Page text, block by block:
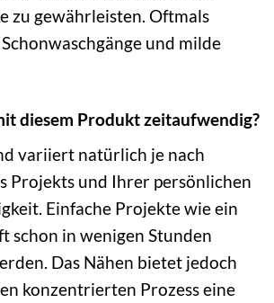
zu gewährleisten. Oftmals
und milde
diesem Produkt zeitaufwendig?
variiert natürlich je nach
Projekts und Ihrer persönlichen
Einfache Projekte wie ein
schon in wenigen Stunden
Das Nähen bietet jedoch
konzentrierten Prozess eine